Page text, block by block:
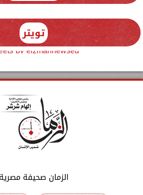
تويتر
by elzmannewseg
الزمان صحيفة مصرية